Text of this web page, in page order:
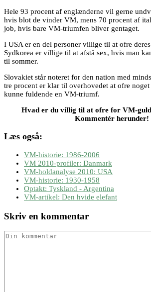
Hele 93 procent af englænderne vil gerne
hvis blot de vinder VM, mens 70 procent af
job, hvis bare VM-triumfen bliver gentaget.
I USA er en del personer villige til at ofre
Sydkorea er villige til at afstå sex, hvis man
til sommer.
Slovakiet står noteret for den nation med
tre procent er klar til overhovedet at ofre
kunne fuldende en VM-triumf.
Hvad er du villig til at ofre for VM-
Kommentér herunder!
Læs også:
VM-historie: 1986-2006
VM 2010-profiler: Danmark
VM-holdanalyse 2010: USA
VM-historie: 1930-1958
Optakt: Tyskland - Argentina
VM-artikel: Den hvide elefant
Skriv en kommentar